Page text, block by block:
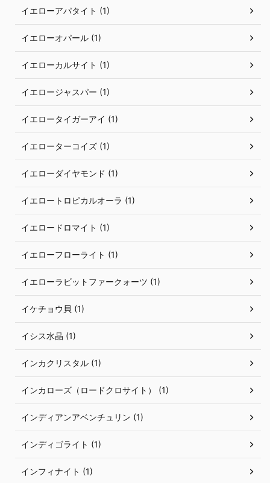
イエローアパタイト (1)
イエローオパール (1)
イエローカルサイト (1)
イエロージャスパー (1)
イエロータイガーアイ (1)
イエローターコイズ (1)
イエローダイヤモンド (1)
イエロートロピカルオーラ (1)
イエロードロマイト (1)
イエローフローライト (1)
イエローラビットファークォーツ (1)
イケチョウ貝 (1)
イシス水晶 (1)
インカクリスタル (1)
インカローズ（ロードクロサイト） (1)
インディアンアベンチュリン (1)
インディゴライト (1)
インフィナイト (1)